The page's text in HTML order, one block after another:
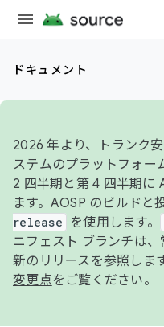
ドキュメント
2026 年より、トランク
ステムのプラットフォー
2 四半期と第 4 四半期に
ます。AOSP のビルドと
release
を使用します。
ニフェスト ブランチは
新のリリースを参照しま
変更点をご覧ください。